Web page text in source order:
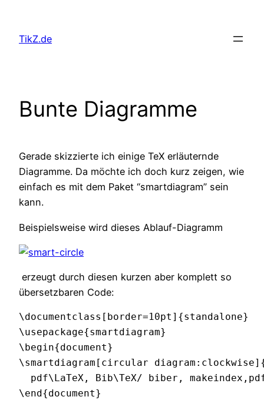
content
TikZ.de
Bunte Diagramme
Gerade skizzierte ich einige TeX erläuternde
Diagramme. Da möchte ich doch kurz zeigen, wie
einfach es mit dem Paket “smartdiagram” sein
kann.
Beispielsweise wird dieses Ablauf-Diagramm
erzeugt durch diesen kurzen aber komplett so
übersetzbaren Code:
\documentclass[border=10pt]{standalone}
\usepackage{smartdiagram}
\begin{document}
\smartdiagram[circular
pdf\LaTeX, Bib\TeX/ biber,
\end{document}